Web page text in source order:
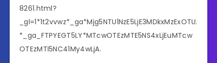
8261.html?
_gl=1*1t2vvwz*_ga*Mjg5NTU1NzE5LjE3MDkxMzExOTU.
*_ga_FTPYEGT5LY*MTcwOTEzMTE5NS4xLjEuMTcw
OTEzMTI5NC41My4wLjA.